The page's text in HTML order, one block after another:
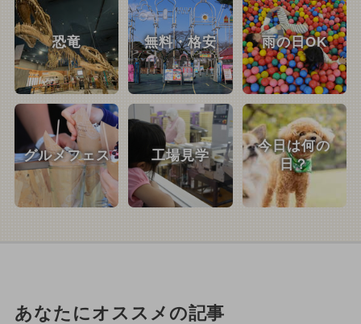
恐竜 無料・格安 雨の日OK
グルメフェス 工場見学
今日は何の
日？
あなたにオススメの記事